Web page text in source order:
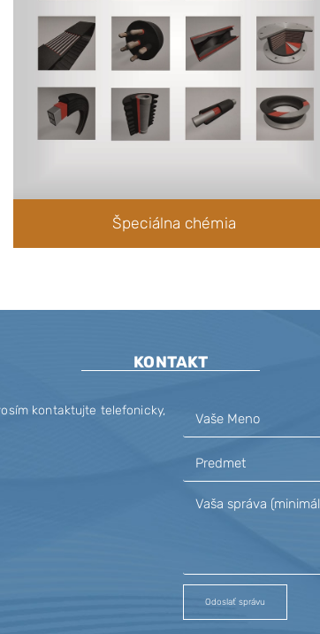
Čiernenie ocele a liatiny
Špeciálna chémia
KONTAKT
kontaktujte telefonicky,
Odoslať správu